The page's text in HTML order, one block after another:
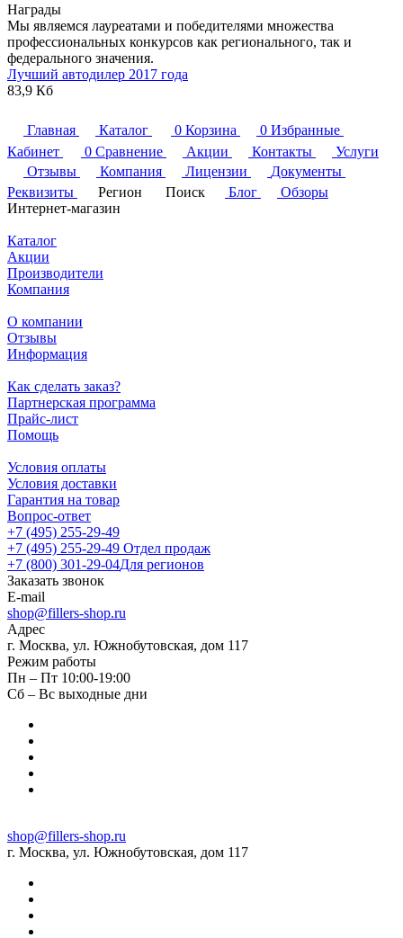
Награды
Мы являемся лауреатами и победителями множества
профессиональных конкурсов как регионального, так и
федерального значения.
Лучший автодилер 2017 года
83,9 Кб
Главная Каталог 0 Корзина 0 Избранные
Кабинет
0 Сравнение Акции Контакты
Услуги
Отзывы
Компания Лицензии
Документы
Реквизиты
Регион Поиск Блог
Обзоры
Интернет-магазин
Каталог
Акции
Производители
Компания
О компании
Отзывы
Информация
Как сделать заказ?
Партнерская программа
Прайс-лист
Помощь
Условия оплаты
Условия доставки
Гарантия на товар
Вопрос-ответ
+7 (495) 255-29-49
+7 (495) 255-29-49 Отдел продаж
+7 (800) 301-29-04Для регионов
Заказать звонок
E-mail
shop@fillers-shop.ru
Адрес
г. Москва, ул. Южнобутовская, дом 117
Режим работы
Пн – Пт 10:00-19:00
Сб – Вс выходные дни
shop@fillers-shop.ru
г. Москва, ул. Южнобутовская, дом 117